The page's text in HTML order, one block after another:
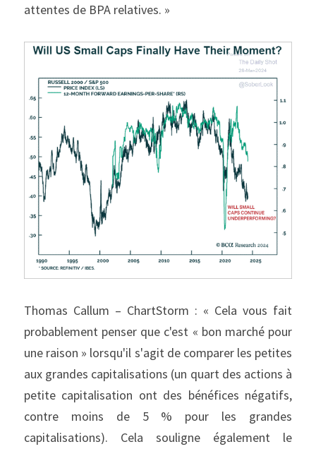
attentes de BPA relatives. »
Thomas Callum – ChartStorm : « Cela vous fait
probablement penser que c'est « bon marché pour
une raison » lorsqu'il s'agit de comparer les petites
aux grandes capitalisations (un quart des actions à
petite capitalisation ont des bénéfices négatifs,
contre moins de 5 % pour les grandes
capitalisations). Cela souligne également le